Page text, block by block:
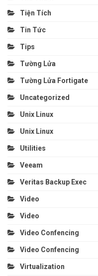
Tiện Tích
Tin Tức
Tips
Tường Lửa
Tường Lửa Fortigate
Uncategorized
Unix Linux
Unix Linux
Utilities
Veeam
Veritas Backup Exec
Video
Video
Video Confencing
Video Confencing
Virtualization